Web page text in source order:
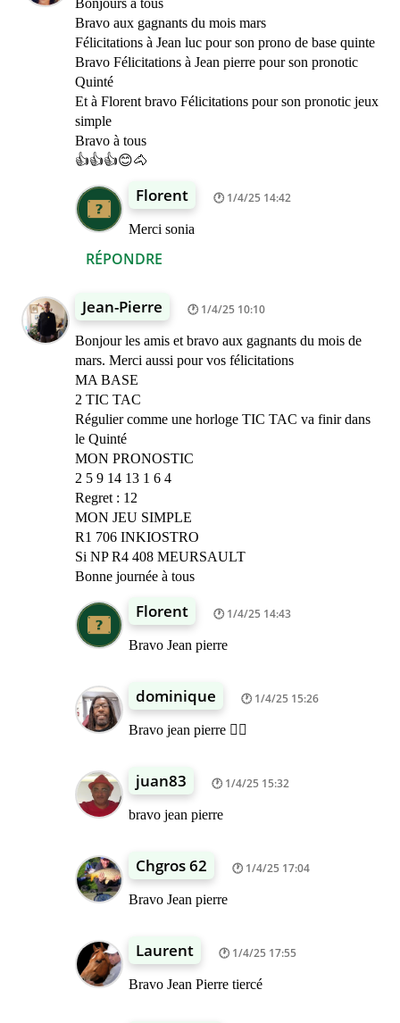
Bonjours à tous
Bravo aux gagnants du mois mars
Félicitations à Jean luc pour son prono de base quinte
Bravo Félicitations à Jean pierre pour son pronotic
Quinté
Et à Florent bravo Félicitations pour son pronotic jeux
simple
Bravo à tous
👍👍👍😊🐴
RÉPONDRE
Florent 1/4/25 14:42
Merci sonia
Jean-Pierre 1/4/25 10:10
Bonjour les amis et bravo aux gagnants du mois de
mars. Merci aussi pour vos félicitations
MA BASE
2 TIC TAC
Régulier comme une horloge TIC TAC va finir dans
le Quinté
MON PRONOSTIC
2 5 9 14 13 1 6 4
Regret : 12
MON JEU SIMPLE
R1 706 INKIOSTRO
Si NP R4 408 MEURSAULT
Bonne journée à tous
Florent 1/4/25 14:43
Bravo Jean pierre
dominique 1/4/25 15:26
Bravo jean pierre 👍🏾
juan83 1/4/25 15:32
bravo jean pierre
Chgros 62 1/4/25 17:04
Bravo Jean pierre
Laurent 1/4/25 17:55
Bravo Jean Pierre tiercé